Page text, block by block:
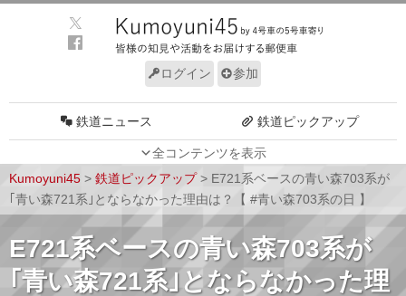
ログイン 参加
全コンテンツを表示
鉄道ニュース 鉄道ピックアップ
車両技術 路線探訪
ルール サイトについて
Kumoyuni45 > 鉄道ピックアップ> E721系ベースの青い森703系が
｢青い森721系｣とならなかった理由は？【 #青い森703系の日 】
E721系ベースの青い森703系が
｢青い森721系｣とならなかった理